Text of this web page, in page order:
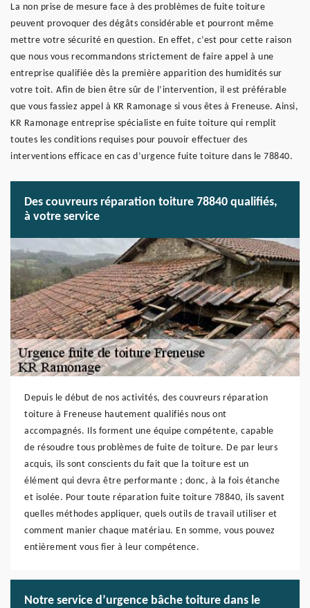
La non prise de mesure face à des problèmes de fuite toiture
peuvent provoquer des dégâts considérable et pourront même
mettre votre sécurité en question. En effet, c’est pour cette raison
que nous vous recommandons strictement de faire appel à une
entreprise qualifiée dès la première apparition des humidités sur
votre toit. Afin de bien être sûr de l’intervention, il est préférable
que vous fassiez appel à KR Ramonage si vous êtes à Freneuse. Ainsi,
KR Ramonage entreprise spécialiste en fuite toiture qui remplit
toutes les conditions requises pour pouvoir effectuer des
interventions efficace en cas d’urgence fuite toiture dans le 78840.
Des couvreurs réparation toiture 78840 qualifiés,
à votre service
Depuis le début de nos activités, des couvreurs réparation
toiture à Freneuse hautement qualifiés nous ont
accompagnés. Ils forment une équipe compétente, capable
de résoudre tous problèmes de fuite de toiture. De par leurs
acquis, ils sont conscients du fait que la toiture est un
élément qui devra être performante ; donc, à la fois étanche
et isolée. Pour toute réparation fuite toiture 78840, ils savent
quelles méthodes appliquer, quels outils de travail utiliser et
comment manier chaque matériau. En somme, vous pouvez
entièrement vous fier à leur compétence.
Notre service d’urgence bâche toiture dans le